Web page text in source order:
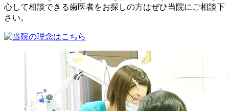
心して相談できる歯医者をお探しの方はぜひ当院にご相談下
さい。